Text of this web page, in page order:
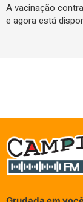
A vacinação
e agora está